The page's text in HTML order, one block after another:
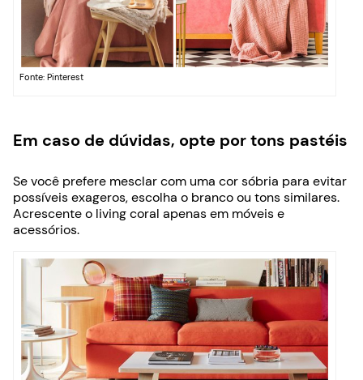
Fonte: Pinterest
Em caso de dúvidas, opte por tons pastéis
Se você prefere mesclar com uma cor sóbria para evitar
possíveis exageros, escolha o branco ou tons similares.
Acrescente o living coral apenas em móveis e
acessórios.